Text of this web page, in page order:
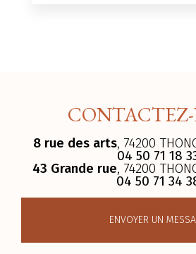
8 rue des arts, 74200
04 50 71 18
43 Grande rue, 74200
04 50 71 34
ENVOYER UN